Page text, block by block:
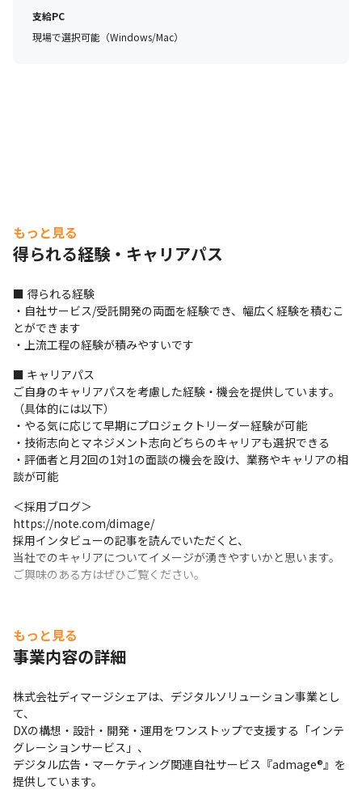
支給PC
現場で選択可能（Windows/Mac）
もっと見る
得られる経験・キャリアパス
■ 得られる経験
・自社サービス/受託開発の両面を経験でき、幅広く経験を積むこ
とができます
・上流工程の経験が積みやすいです
■ キャリアパス
ご自身のキャリアパスを考慮した経験・機会を提供しています。
（具体的には以下）
・やる気に応じて早期にプロジェクトリーダー経験が可能
・技術志向とマネジメント志向どちらのキャリアも選択できる
・評価者と月2回の1対1の面談の機会を設け、業務やキャリアの相
談が可能
＜採用ブログ＞
https://note.com/dimage/
採用インタビューの記事を読んでいただくと、
当社でのキャリアについてイメージが湧きやすいかと思います。
ご興味のある方はぜひご覧ください。
もっと見る
事業内容の詳細
株式会社ディマージシェアは、デジタルソリューション事業とし
て、
DXの構想・設計・開発・運用をワンストップで支援する「インテ
グレーションサービス」、
デジタル広告・マーケティング関連自社サービス『admage®』を
提供しています。